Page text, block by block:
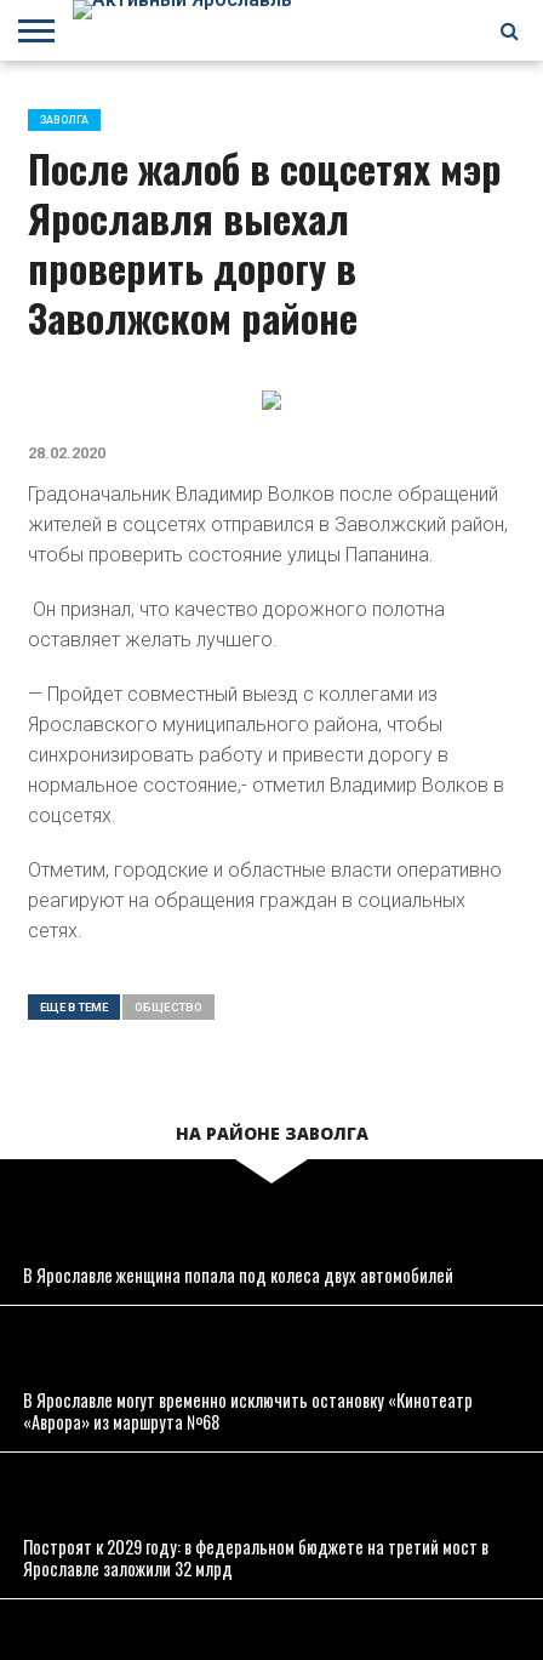
ЗАВОЛГА
КИРОВСКИЙ
НЕФТЕСТРОЙ
ПЕРЕКОП
ПЯТЕРКА
ФРУНЗЕНСКИЙ
ПРОЧЕЕ
ЗАВОЛГА
После жалоб в соцсетях мэр
Ярославля выехал
проверить дорогу в
Заволжском районе
28.02.2020
Градоначальник Владимир Волков после обращений
жителей в соцсетях отправился в Заволжский район,
чтобы проверить состояние улицы Папанина.
Он признал, что качество дорожного полотна
оставляет желать лучшего.
— Пройдет совместный выезд с коллегами из
Ярославского муниципального района, чтобы
синхронизировать работу и привести дорогу в
нормальное состояние,- отметил Владимир Волков в
соцсетях.
Отметим, городские и областные власти оперативно
реагируют на обращения граждан в социальных
сетях.
ЕЩЕ В ТЕМЕ ОБЩЕСТВО
НА РАЙОНЕ ЗАВОЛГА
В Ярославле женщина попала под колеса двух автомобилей
В Ярославле могут временно исключить остановку «Кинотеатр
«Аврора» из маршрута №68
Построят к 2029 году: в федеральном бюджете на третий мост в
Ярославле заложили 32 млрд